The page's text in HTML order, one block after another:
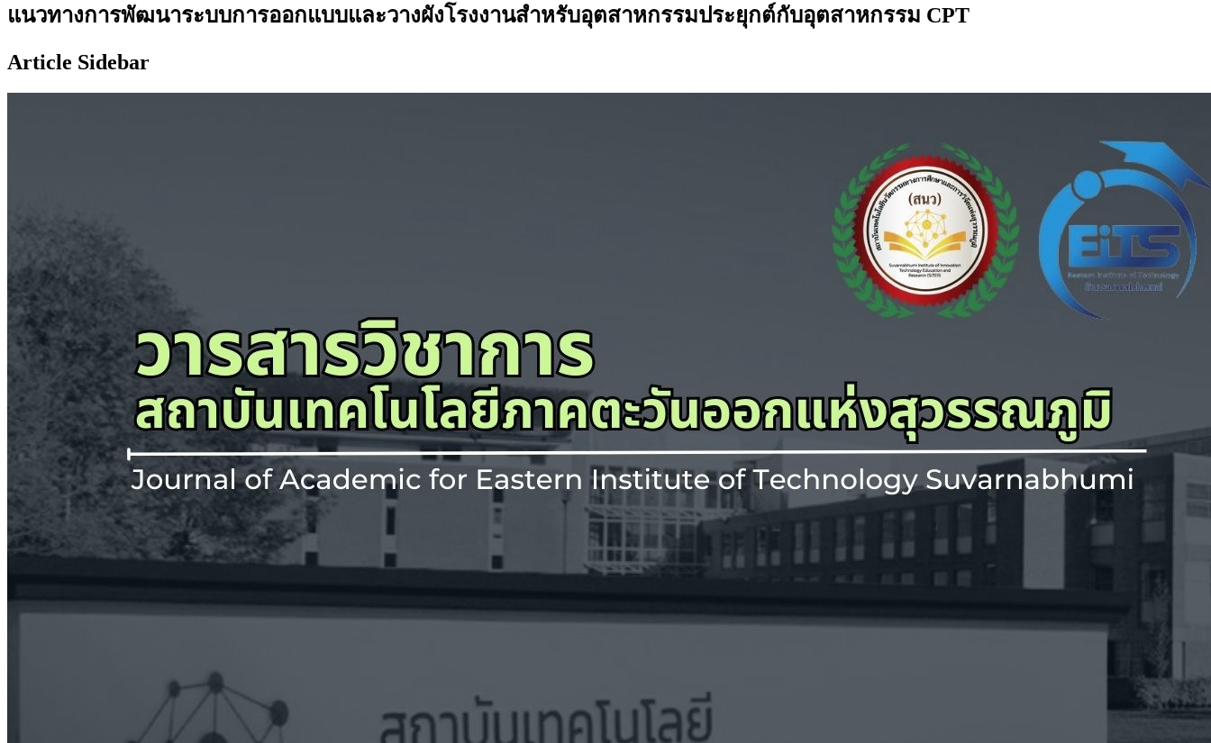
แนวทางการพัฒนาระบบการออกแบบและวางผังโรงงานสําหรับอุตสาหกรรมประยุกต์กับอุตสาหกรรม CPT
Article Sidebar